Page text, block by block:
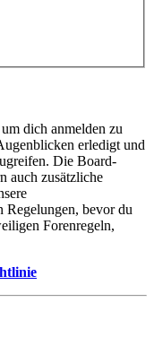
dich anmelden zu
erledigt und
Die Board-
auch zusätzliche
Regelungen, bevor du
Forenregeln,